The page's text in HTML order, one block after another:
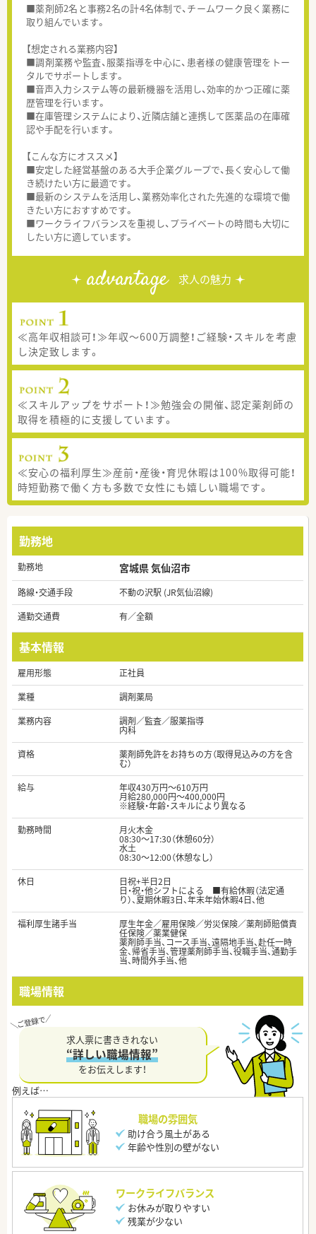
■薬剤師2名と事務2名の計4名体制で、チームワーク良く業務に
取り組んでいます。
【想定される業務内容】
■調剤業務や監査、服薬指導を中心に、患者様の健康管理をトー
タルでサポートします。
■音声入力システム等の最新機器を活用し、効率的かつ正確に薬
歴管理を行います。
■在庫管理システムにより、近隣店舗と連携して医薬品の在庫確
認や手配を行います。
【こんな方にオススメ】
■安定した経営基盤のある大手企業グループで、長く安心して働
き続けたい方に最適です。
■最新のシステムを活用し、業務効率化された先進的な環境で働
きたい方におすすめです。
■ワークライフバランスを重視し、プライベートの時間も大切に
したい方に適しています。
advantage 求人の魅力
≪高年収相談可！≫年収～600万調整！ご経験・スキルを考慮
し決定致します。
≪スキルアップをサポート！≫勉強会の開催、認定薬剤師の
取得を積極的に支援しています。
≪安心の福利厚生≫産前・産後・育児休暇は100%取得可能！
時短勤務で働く方も多数で女性にも嬉しい職場です。
勤務地
勤務地 宮城県 気仙沼市
路線・交通手段
不動の沢駅 (JR気仙沼線)
通勤交通費
有／全額
基本情報
雇用形態
正社員
業種
調剤薬局
業務内容
調剤／監査／服薬指導
内科
資格
薬剤師免許をお持ちの方（取得見込みの方を含
む）
給与
年収430万円～610万円
月給280,000円～400,000円
※経験・年齢・スキルにより異なる
勤務時間
月火木金
08:30～17:30（休憩60分）
水土
08:30～12:00（休憩なし）
休日
日祝+半日2日
日・祝・他シフトによる ■有給休暇（法定通
り）、夏期休暇3日、年末年始休暇4日、他
福利厚生諸手当
厚生年金／雇用保険／労災保険／薬剤師賠償責
任保険／薬業健保
薬剤師手当、コース手当、遠隔地手当、赴任一時
金、帰省手当、管理薬剤師手当、役職手当、通勤手
当、時間外手当、他
職場情報
求人票に書ききれない
“詳しい職場情報”
をお伝えします！
職場の雰囲気
助け合う風土がある
年齢や性別の壁がない
ワークライフバランス
お休みが取りやすい
残業が少ない